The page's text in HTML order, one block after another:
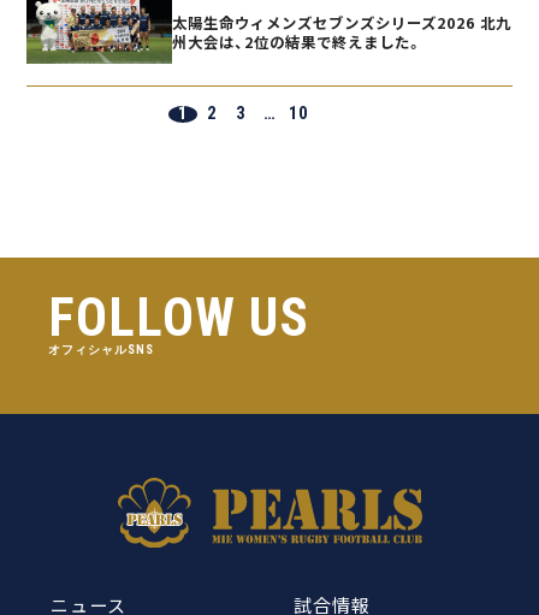
太陽生命ウィメンズセブンズシリーズ2026 北九
州大会は、2位の結果で終えました。
1 2 3 … 10
FOLLOW US
オフィシャルSNS
ニュース 試合情報